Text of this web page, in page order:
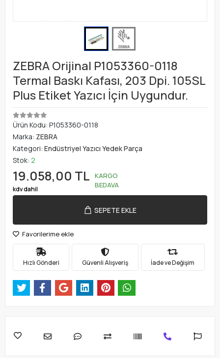
ZEBRA Orijinal P1053360-0118
Termal Baskı Kafası, 203 Dpi. 105SL
Plus Etiket Yazıcı İçin Uygundur.
Ürün Kodu: P1053360-0118
Marka: ZEBRA
Kategori: Endüstriyel Yazıcı Yedek Parça
Stok: 2
19.058,00 TL
kdv dahil
KARGO
BEDAVA
SEPETE EKLE
Favorilerime ekle
Hızlı Gönderi Güvenli Alışveriş İade ve Değişim